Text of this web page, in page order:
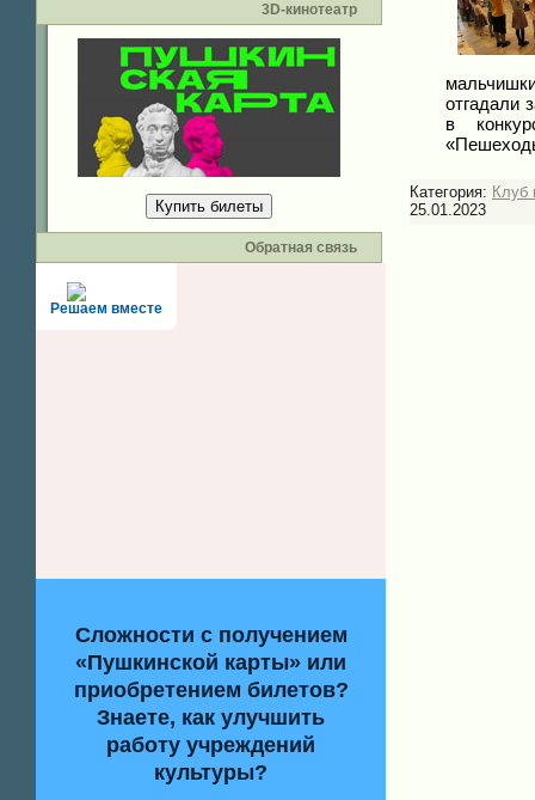
3D-кинотеатр
Купить билеты
Обратная связь
Решаем вместе
Сложности с получением
«Пушкинской карты» или
приобретением билетов?
Знаете, как улучшить
работу учреждений
культуры?
отгадали
в
Категория: Клуб
25.01.2023